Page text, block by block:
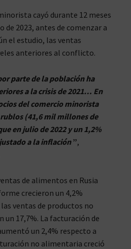
cayó durante 12 meses
de 2023, antes de comenzar a
el estudio, las ventas
anteriores al conflicto.
parte de la población ha
a la crisis de 2021… En
del comercio minorista
(41,6 mil millones de
en julio de 2022 y un 1,2%
a la inflación”,
de alimentos en Rusia
crecieron un 4,2%
ventas de productos no
17,7%. La facturación de
un 2,4% respecto a
no alimentaria creció